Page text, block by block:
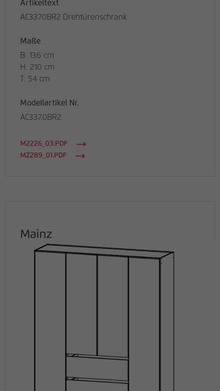
Artikeltext
AC3370BR2 Drehtürenschrank
Maße
B: 136 cm
H: 210 cm
T: 54 cm
Modellartikel Nr.
AC337.0BR2
M2226_03.PDF
MZ289_01.PDF
Mainz